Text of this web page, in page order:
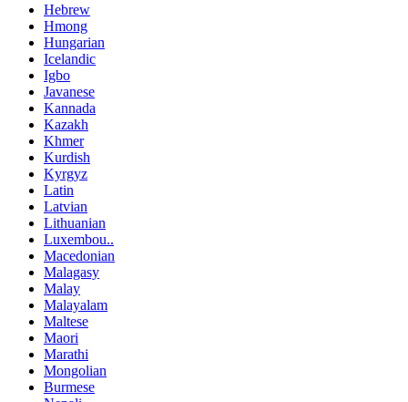
Hebrew
Hmong
Hungarian
Icelandic
Igbo
Javanese
Kannada
Kazakh
Khmer
Kurdish
Kyrgyz
Latin
Latvian
Lithuanian
Luxembou..
Macedonian
Malagasy
Malay
Malayalam
Maltese
Maori
Marathi
Mongolian
Burmese